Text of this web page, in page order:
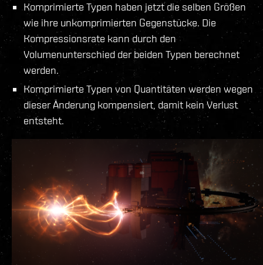
Komprimierte Typen haben jetzt die selben Größen
wie ihre unkomprimierten Gegenstücke. Die
Kompressionsrate kann durch den
Volumenunterschied der beiden Typen berechnet
werden.
Komprimierte Typen von Quantitäten werden wegen
dieser Änderung kompensiert, damit kein Verlust
entsteht.